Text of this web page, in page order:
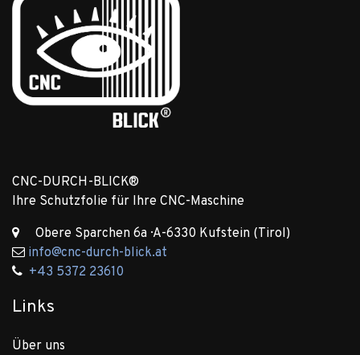
CNC-DURCH-BLICK®
Ihre Schutzfolie für Ihre CNC-Maschine
Obere Sparchen 6a · A-6330 Kufstein (Tirol)
info@cnc-durch-blick.at
+43 5372 23610
Links
Über uns